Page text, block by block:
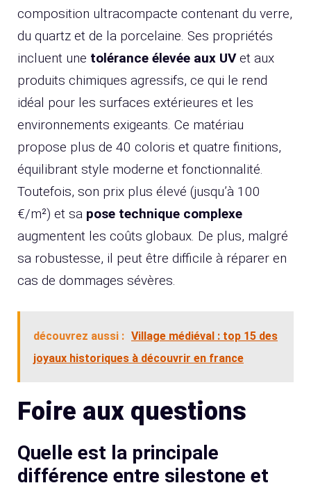
composition ultracompacte contenant du verre,
du quartz et de la porcelaine. Ses propriétés
incluent une tolérance élevée aux UVet aux
produits chimiques agressifs, ce qui le rend
idéal pour les surfaces extérieures et les
environnements exigeants. Ce matériau
propose plus de 40 coloris et quatre finitions,
équilibrant style moderne et fonctionnalité.
Toutefois, son prix plus élevé (jusqu’à 100
€/m²) et sa pose technique complexe
augmentent les coûts globaux. De plus, malgré
sa robustesse, il peut être difficile à réparer en
cas de dommages sévères.
découvrez aussi : Village médiéval : top 15 des
joyaux historiques à découvrir en france
Foire aux questions
Quelle est la principale
différence entre silestone et